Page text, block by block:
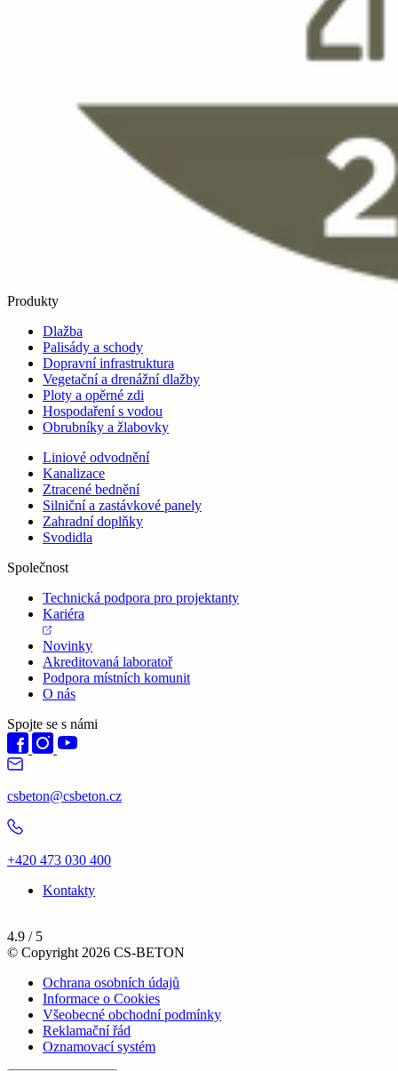
Produkty
Dlažba
Palisády a schody
Dopravní infrastruktura
Vegetační a drenážní dlažby
Ploty a opěrné zdi
Hospodaření s vodou
Obrubníky a žlabovky
Liniové odvodnění
Kanalizace
Ztracené bednění
Silniční a zastávkové panely
Zahradní doplňky
Svodidla
Společnost
Technická podpora pro projektanty
Kariéra
Novinky
Akreditovaná laboratoř
Podpora místních komunit
O nás
Spojte se s námi
csbeton@csbeton.cz
+420 473 030 400
Kontakty
4.9 / 5
© Copyright 2026 CS-BETON
Ochrana osobních údajů
Informace o Cookies
Všeobecné obchodní podmínky
Reklamační řád
Oznamovací systém